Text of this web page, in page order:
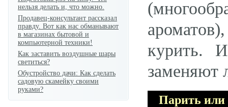
нельзя делать и, что можно.
Продавец-консультант рассказал
правду. Вот как нас обманывают
в магазинах бытовой и
компьютерной техники!
Как заставить воздушные шары
светиться?
Обустройство дачи: Как сделать
садовую скамейку своими
руками?
курить.
заменяют
Парить или